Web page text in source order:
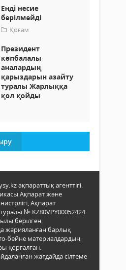
Енді несие
берілмейді
Қоғам
Президент
көпбалалы
аналардың
қарыздарын азайту
туралы Жарлыққа
қол қойды
ақпараттық агенттігі.
Ақпарат және
Ақпарат
туралы № KZ80VPY00052424
берілген.
жарияланған барлық
бейне материалдардың
қорғалған.
жағдайда сілтеме